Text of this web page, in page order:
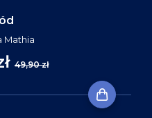
Mathia
49,90 zł